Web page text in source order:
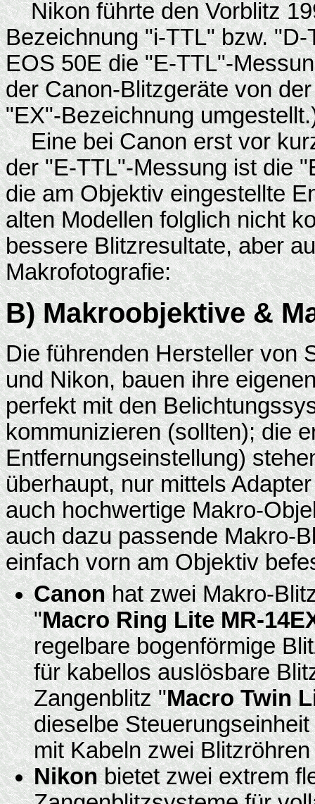
Nikon führte den Vorblitz
Bezeichnung "i-TTL" bzw.
EOS 50E die "E-TTL"-
der Canon-Blitzgeräte von
"EX"-Bezeichnung
Eine bei Canon erst vor
der "E-TTL"-Messung ist die
die am Objektiv eingestellte
alten Modellen folglich nicht
bessere Blitzresultate, aber
Makrofotografie:
B) Makroobjektive &
Die führenden Hersteller von
und Nikon, bauen ihre
perfekt mit den
kommunizieren (sollten); die
Entfernungseinstellung)
überhaupt, nur mittels
auch hochwertige Makro-
auch dazu passende Makro-
einfach vorn am Objektiv
Canonhat zwei Makro-
"Macro Ring Lite MR-
regelbare bogenförmige
für kabellos auslösbare
Zangenblitz "Macro Twin
dieselbe
mit Kabeln zwei
Nikonbietet zwei extrem